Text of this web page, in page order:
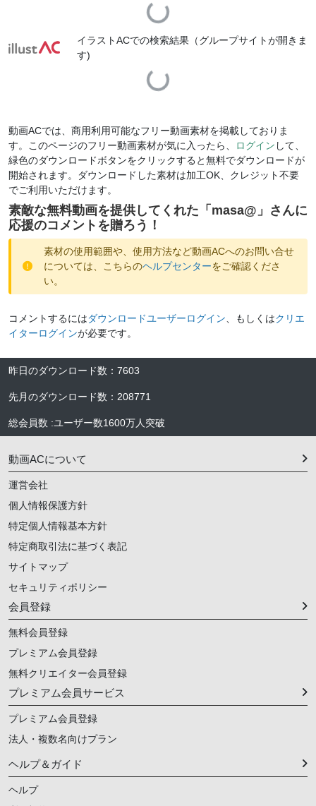
Loading...
イラストACでの検索結果（グループサイトが開きま
す)
Loading...
動画ACでは、商用利用可能なフリー動画素材を掲載しておりま
す。このページのフリー動画素材が気に入ったら、
ログイン して、
緑色のダウンロードボタンをクリックすると無料でダウンロードが
開始されます。ダウンロードした素材は加工OK、クレジット不要
でご利用いただけます。
素敵な無料動画を提供してくれた「 masa@ 」さんに
応援のコメントを贈ろう！
素材の使用範囲や、使用方法など動画ACへのお問い合せ
については、こちらのヘルプセンターをご確認くださ
い。
コメントするにはダウンロードユーザーログイン 、もしくはクリエ
イターログインが必要です。
昨日のダウンロード数 ： 7603
先月のダウンロード数 ： 208771
総会員数 :ユーザー数1600万人 突破
動画ACについて
運営会社
個人情報保護方針
特定個人情報基本方針
特定商取引法に基づく表記
サイトマップ
セキュリティポリシー
会員登録
無料会員登録
プレミアム会員登録
無料クリエイター会員登録
プレミアム会員サービス
プレミアム会員登録
法人・複数名向けプラン
ヘルプ＆ガイド
ヘルプ